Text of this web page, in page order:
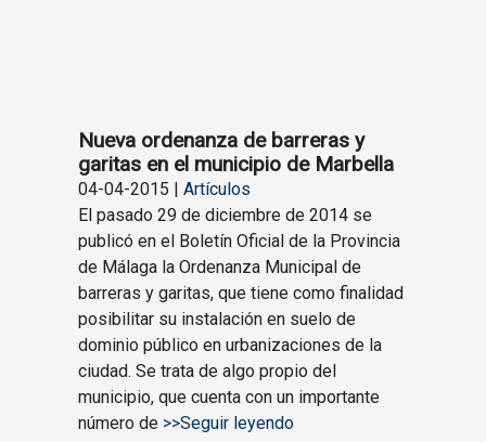
Nueva ordenanza de barreras y
garitas en el municipio de Marbella
04-04-2015 | Artículos
El pasado 29 de diciembre de 2014 se
publicó en el Boletín Oficial de la Provincia
de Málaga la Ordenanza Municipal de
barreras y garitas, que tiene como finalidad
posibilitar su instalación en suelo de
dominio público en urbanizaciones de la
ciudad. Se trata de algo propio del
municipio, que cuenta con un importante
número de >>Seguir leyendo